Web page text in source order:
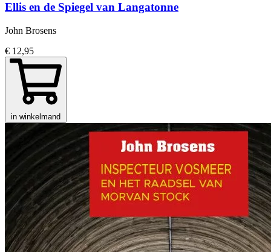
Ellis en de Spiegel van Langatonne
John Brosens
€ 12,95
in winkelmand